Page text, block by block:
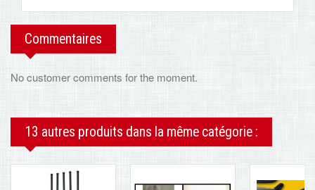
Commentaires
No customer comments for the moment.
13 autres produits dans la même catégorie :